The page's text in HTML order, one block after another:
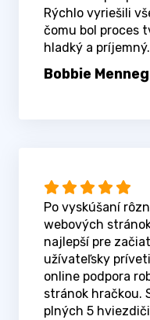
Rýchlo vyriešili
čomu bol proces
hladký a príjemný.
Bobbie Menneg
Po vyskúšaní
webových
najlepší pre
užívateľsky
online podpora
stránok hračkou.
plných 5